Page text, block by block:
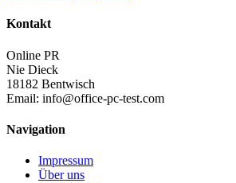
Kontakt
Online PR
Nie Dieck
18182 Bentwisch
Email: info@office-pc-test.com
Navigation
Impressum
Über uns